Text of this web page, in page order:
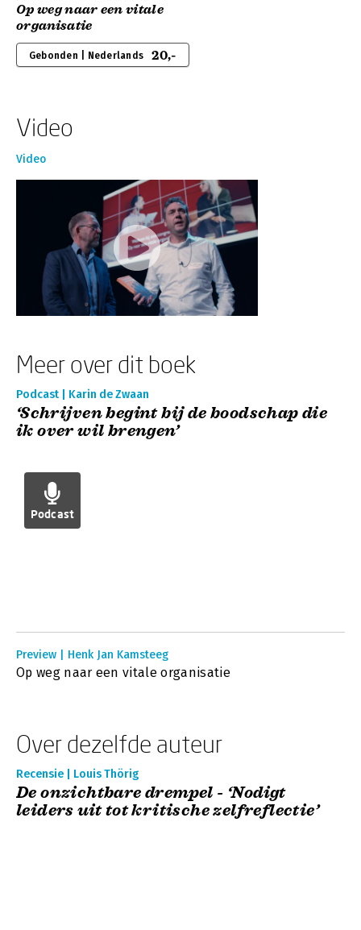
Op weg naar een vitale
organisatie
Gebonden | Nederlands 20,-
Video
Video
Meer over dit boek
Podcast | Karin de Zwaan
‘Schrijven begint bij de boodschap die
ik over wil brengen’
Podcast
Preview | Henk Jan Kamsteeg
Op weg naar een vitale organisatie
Over dezelfde auteur
Recensie | Louis Thörig
De onzichtbare drempel - ‘Nodigt
leiders uit tot kritische zelfreflectie’